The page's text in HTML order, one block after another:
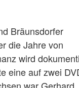
Bräunsdorfer
die Jahre von
wird
eine auf zwei